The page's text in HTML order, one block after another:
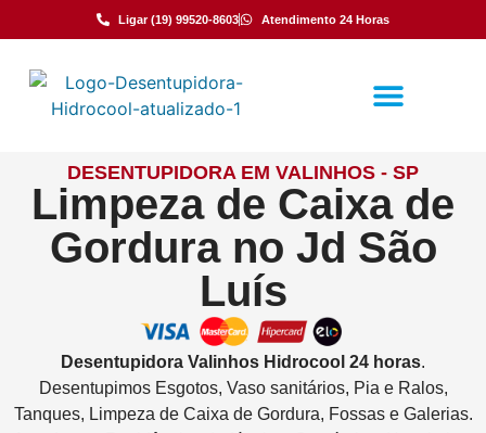
Ligar (19) 99520-8603 Atendimento 24 Horas
DESENTUPIDORA EM VALINHOS - SP
Limpeza de Caixa de
Gordura no Jd São
Luís
Desentupidora Valinhos Hidrocool 24 horas.
Desentupimos Esgotos, Vaso sanitários, Pia e Ralos,
Tanques, Limpeza de Caixa de Gordura, Fossas e Galerias.